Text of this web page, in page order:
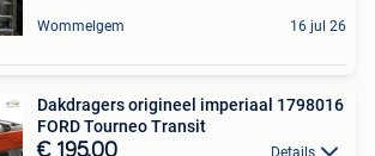
Wommelgem 16 jul 26
Dakdragers origineel imperiaal 1798016
FORD Tourneo Transit
€ 195,00 Details